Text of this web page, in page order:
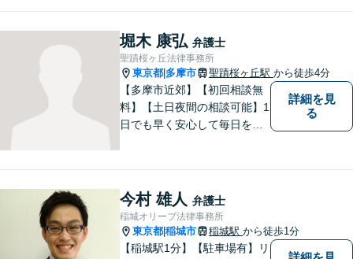
堀木 康弘 弁護士
聖蹟桜ヶ丘法律事務所
東京都 多摩市 聖蹟桜ヶ丘駅 から徒歩4分
【多摩市近郊】【初回相談無
料】【土日夜間の相談可能】1
日でも早く安心して毎日を過
詳細を見
る
今村 雄人 弁護士
稲城オリーブ法律事務所
東京都 稲城市 稲城駅 から徒歩1分
【稲城駅1分】【駐車場有】リ